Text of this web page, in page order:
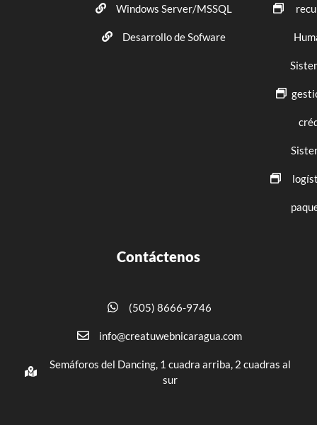
Windows Server/MSSQL
Desarrollo de Sofware
Contáctenos
(505) 8666-9746
info@creatuwebnicaragua.com
Semáforos del Dancing, 1 cuadra arriba, 2 cuadras al
sur